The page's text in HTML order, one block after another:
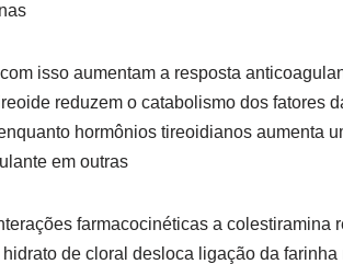
isso aumentam a resposta
reduzem o catabolismo dos fatores
hormônios tireoidianos aumenta
em outras
farmacocinéticas a colestiramina
de cloral desloca ligação da farinha